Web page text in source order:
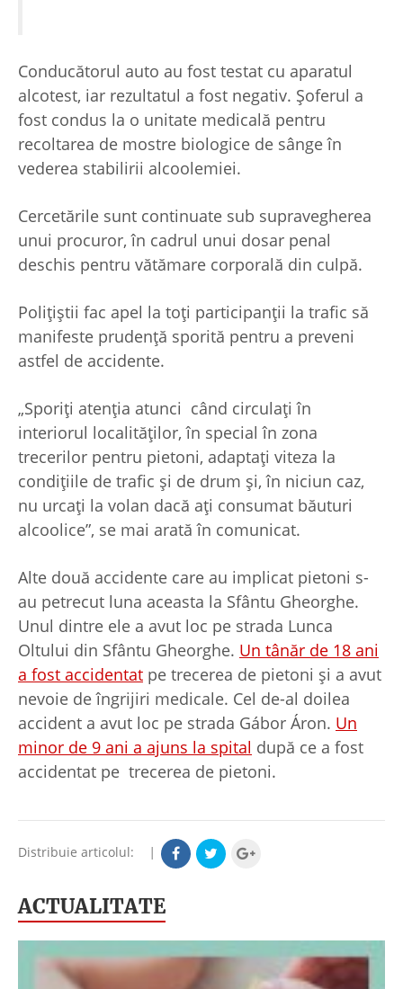
Conducătorul auto au fost testat cu aparatul
alcotest, iar rezultatul a fost negativ. Șoferul a
fost condus la o unitate medicală pentru
recoltarea de mostre biologice de sânge în
vederea stabilirii alcoolemiei.
Cercetările sunt continuate sub supravegherea
unui procuror, în cadrul unui dosar penal
deschis pentru vătămare corporală din culpă.
Polițiștii fac apel la toți participanții la trafic să
manifeste prudență sporită pentru a preveni
astfel de accidente.
„Sporiți atenția atunci când circulați în
interiorul localităților, în special în zona
trecerilor pentru pietoni, adaptați viteza la
condițiile de trafic și de drum și, în niciun caz,
nu urcați la volan dacă ați consumat băuturi
alcoolice”, se mai arată în comunicat.
Alte două accidente care au implicat pietoni s-
au petrecut luna aceasta la Sfântu Gheorghe.
Unul dintre ele a avut loc pe strada Lunca
Oltului din Sfântu Gheorghe. Un tânăr de 18 ani
a fost accidentat pe trecerea de pietoni și a avut
nevoie de îngrijiri medicale. Cel de-al doilea
accident a avut loc pe strada Gábor Áron. Un
minor de 9 ani a ajuns la spital după ce a fost
accidentat pe trecerea de pietoni.
Distribuie articolul: |
ACTUALITATE